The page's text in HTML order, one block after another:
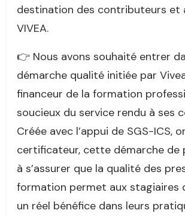
destination des contributeurs
VIVEA.
👉 Nous avons souhaité entrer
démarche qualité initiée par
financeur de la formation
soucieux du service rendu à ses
Créée avec l’appui de SGS-ICS,
certificateur, cette démarche de
à s’assurer que la qualité des
formation permet aux stagiaires
un réel bénéfice dans leurs